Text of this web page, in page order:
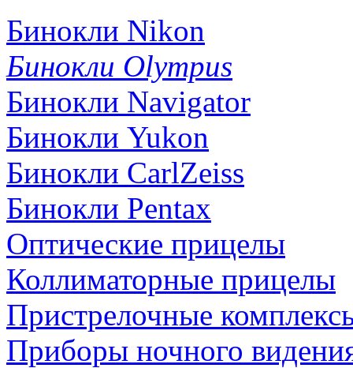
Бинокли Nikon
Бинокли Olympus
Бинокли Navigator
Бинокли Yukon
Бинокли CarlZeiss
Бинокли Pentax
Оптические прицелы
Коллиматорные прицелы
Пристрелочные
Приборы ночного